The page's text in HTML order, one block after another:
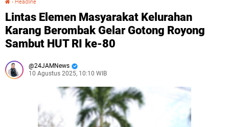
› Headline
Lintas Elemen Masyarakat Kelurahan
Karang Berombak Gelar Gotong Royong
Sambut HUT RI ke-80
24JAMNews
10 Agustus 2025, 10:10 WIB